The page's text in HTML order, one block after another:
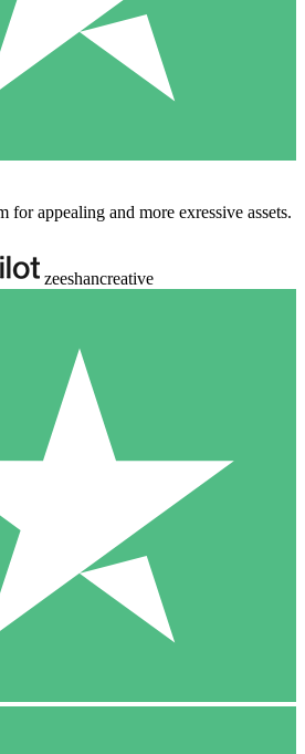
for appealing and more exressive assets.
zeeshancreative